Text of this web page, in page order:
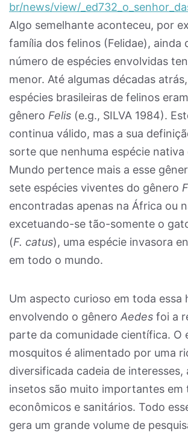
br/news/view/
Algo semelhante aconteceu, por
família dos felinos (Felidae), ainda
número de espécies envolvidas
menor. Até algumas décadas
espécies brasileiras de felinos
gênero Felis (e.g., SILVA 1984).
continua válido, mas a sua
sorte que nenhuma espécie nativa
Mundo pertence mais a esse
sete espécies viventes do gênero
encontradas apenas na África ou
excetuando-se tão-somente o
(F. catus), uma espécie invasora
em todo o mundo.
Um aspecto curioso em toda essa
envolvendo o gênero Aedes foi a
parte da comunidade científica. O
mosquitos é alimentado por uma
diversificada cadeia de interesses,
insetos são muito importantes em
econômicos e sanitários. Todo
gera um grande volume de